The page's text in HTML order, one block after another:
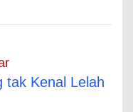
tak Kenal Lelah